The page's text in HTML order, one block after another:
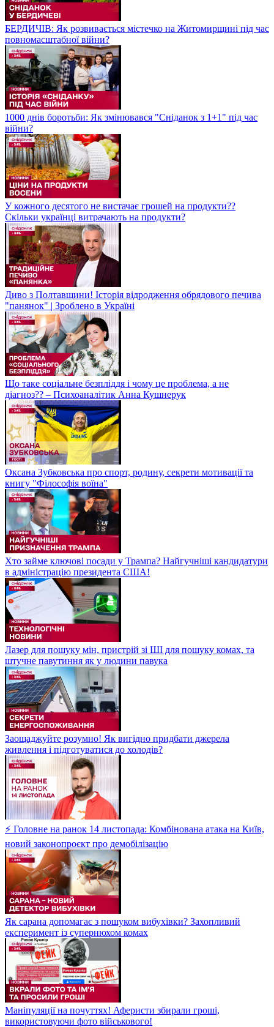
БЕРДИЧІВ: Як розвивається містечко на Житомирщині під час
повномасштабної війни?
1000 днів боротьби: Як змінювався "Сніданок з 1+1" під час
війни?
У кожного десятого не вистачає грошей на продукти??
Скільки українці витрачають на продукти?
Диво з Полтавщини! Історія відродження обрядового печива
"панянок" | Зроблено в Україні
Що таке соціальне безпліддя і чому це проблема, а не
діагноз?? – Психоаналітик Анна Кушнерук
Оксана Зубковська про спорт, родину, секрети мотивації та
книгу "Філософія воїна"
Хто займе ключові посади у Трампа? Найгучніші кандидатури
в адміністрацію президента США!
Лазер для пошуку мін, пристрій зі ШІ для пошуку комах, та
штучне павутиння як у людини павука
Заощаджуйте розумно! Як вигідно придбати джерела
живлення і підготуватися до холодів?
⚡ Головне на ранок 14 листопада: Комбінована атака на Київ,
новий законопроєкт про демобілізацію
Як сарана допомагає з пошуком вибухівки? Захопливий
експеримент із супернюхом комах
Маніпуляції на почуттях! Аферисти збирали гроші,
використовуючи фото військового!